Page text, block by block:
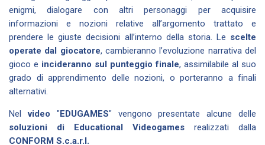
enigmi, dialogare con altri personaggi per acquisire
informazioni e nozioni relative all’argomento trattato e
prendere le giuste decisioni all’interno della storia. Le scelte
operate dal giocatore, cambieranno l’evoluzione narrativa del
gioco e incideranno sul punteggio finale, assimilabile al suo
grado di apprendimento delle nozioni, o porteranno a finali
alternativi.
Nelvideo "EDUGAMES" vengono presentate alcune delle
soluzioni di Educational Videogames realizzati dalla
CONFORM S.c.a.r.l.